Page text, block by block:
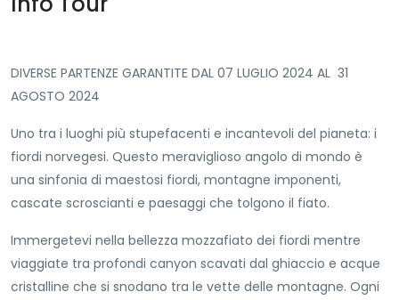
DIVERSE PARTENZE GARANTITE DAL 07 LUGLIO 2024 AL 31
AGOSTO 2024
Uno tra i luoghi più stupefacenti e incantevoli del pianeta: i
fiordi norvegesi. Questo meraviglioso angolo di mondo è
una sinfonia di maestosi fiordi, montagne imponenti,
cascate scroscianti e paesaggi che tolgono il fiato.
Immergetevi nella bellezza mozzafiato dei fiordi mentre
viaggiate tra profondi canyon scavati dal ghiaccio e acque
cristalline che si snodano tra le vette delle montagne. Ogni